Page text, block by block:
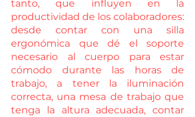
tanto, que influyen en la
productividad de los colaboradores:
desde contar con una silla
ergonómica que dé el soporte
necesario al cuerpo para estar
cómodo durante las horas de
trabajo, a tener la iluminación
correcta, una mesa de trabajo que
tenga la altura adecuada, contar